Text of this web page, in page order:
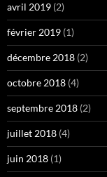
avril 2019 (2)
février 2019 (1)
décembre 2018 (2)
octobre 2018 (4)
septembre 2018 (2)
juillet 2018 (4)
juin 2018 (1)